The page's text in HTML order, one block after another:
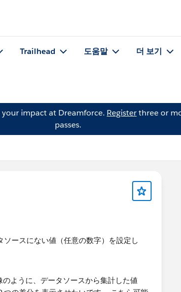
Trailhead 도움말 더 보기
impact at Dreamforce. Registerthree or
passes.
ースにない値（任意の数字）を設定し